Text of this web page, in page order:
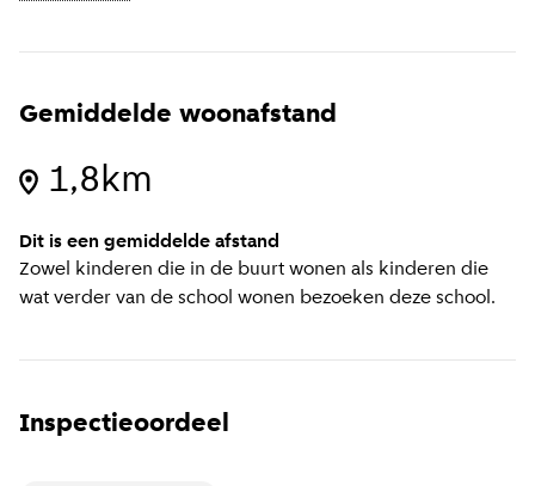
Gemiddelde woonafstand
1,8km
Dit is een gemiddelde afstand
Zowel kinderen die in de buurt wonen als kinderen die
wat verder van de school wonen bezoeken deze school.
Inspectieoordeel